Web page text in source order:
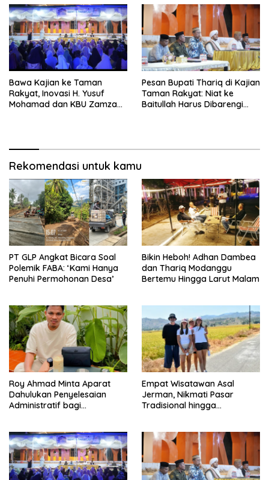
Bawa Kajian ke Taman
Rakyat, Inovasi H. Yusuf
Mohamad dan KBU Zamzam
Pesan Bupati Thariq di Kajian
Taman Rakyat: Niat ke
Baitullah Harus Dibarengi
Rekomendasi untuk kamu
PT GLP Angkat Bicara Soal
Polemik FABA: ‘Kami Hanya
Penuhi Permohonan Desa’
Bikin Heboh! Adhan Dambea
dan Thariq Modanggu
Bertemu Hingga Larut Malam
Roy Ahmad Minta Aparat
Dahulukan Penyelesaian
Administratif bagi
Empat Wisatawan Asal
Jerman, Nikmati Pasar
Tradisional hingga